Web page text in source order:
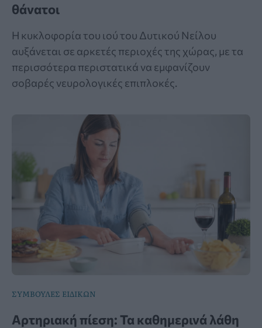
θάνατοι
Η κυκλοφορία του ιού του Δυτικού Νείλου
αυξάνεται σε αρκετές περιοχές της χώρας, με τα
περισσότερα περιστατικά να εμφανίζουν
σοβαρές νευρολογικές επιπλοκές.
ΣΥΜΒΟΥΛΕΣ ΕΙΔΙΚΩΝ
Αρτηριακή πίεση: Τα καθημερινά λάθη